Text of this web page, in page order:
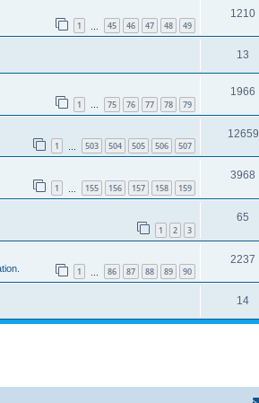
1 45 46 47 48 49
1210
13
1 … 75 76 77 78 79
1966
1 503 504 505 506 507
12659
1 155 156 157 158 159
3968
1 2 3
65
1 86 87 88 89 90
2237
14